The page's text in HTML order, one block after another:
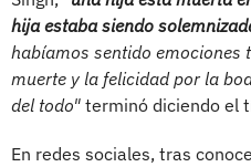
hija estaba siendo
habíamos sentido emociones
muerte y la felicidad por la
del todo" terminó diciendo el
En redes sociales, tras